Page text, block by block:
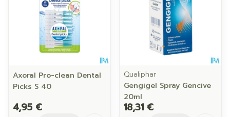
Axoral Pro-clean Dental
Picks S 40
4,95 €
Qualiphar
Gengigel Spray Gencive
20ml
18,31 €